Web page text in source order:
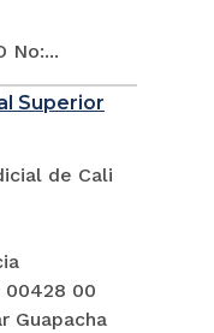
No:...
Superior
de Cali
00428 00
Guapacha